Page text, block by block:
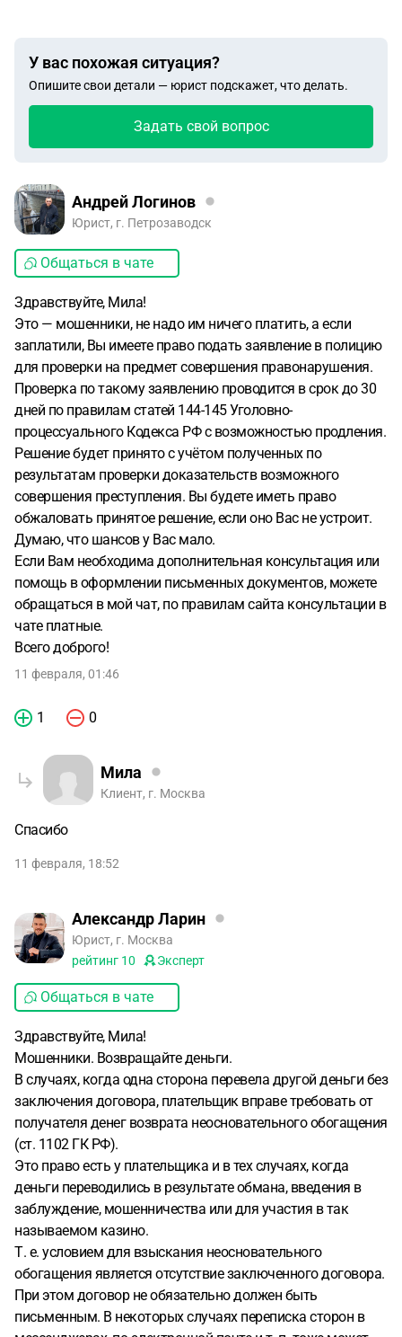
У вас похожая ситуация?
Опишите свои детали — юрист подскажет, что делать.
Задать свой вопрос
Андрей Логинов
Юрист, г. Петрозаводск
Общаться в чате
Здравствуйте, Мила!
Это — мошенники, не надо им ничего платить, а если
заплатили, Вы имеете право подать заявление в полицию
для проверки на предмет совершения правонарушения.
Проверка по такому заявлению проводится в срок до 30
дней по правилам статей 144-145 Уголовно-
процессуального Кодекса РФ с возможностью продления.
Решение будет принято с учётом полученных по
результатам проверки доказательств возможного
совершения преступления. Вы будете иметь право
обжаловать принятое решение, если оно Вас не устроит.
Думаю, что шансов у Вас мало.
Если Вам необходима дополнительная консультация или
помощь в оформлении письменных документов, можете
обращаться в мой чат, по правилам сайта консультации в
чате платные.
Всего доброго!
11 февраля, 01:46
1 0
Мила
Клиент, г. Москва
Спасибо
11 февраля, 18:52
Александр Ларин
Юрист, г. Москва
рейтинг 10 Эксперт
Общаться в чате
Здравствуйте, Мила!
Мошенники. Возвращайте деньги.
В случаях, когда одна сторона перевела другой деньги без
заключения договора, плательщик вправе требовать от
получателя денег возврата неосновательного обогащения
(ст. 1102 ГК РФ).
Это право есть у плательщика и в тех случаях, когда
деньги переводились в результате обмана, введения в
заблуждение, мошенничества или для участия в так
называемом казино.
Т. е. условием для взыскания неосновательного
обогащения является отсутствие заключенного договора.
При этом договор не обязательно должен быть
письменным. В некоторых случаях переписка сторон в